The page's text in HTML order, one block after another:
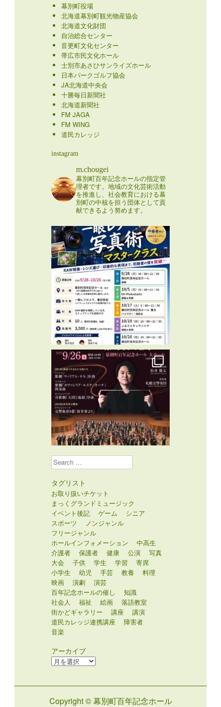
幕別町役場
北海道幕別町観光物産協会
北海道文化財団
自治総合センター
音更町文化センター
帯広市民文化ホール
士別市あさひサンライズホール
日本パークゴルフ協会
JA北海道中央会
十勝毎日新聞社
北海道新聞社
FM JAGA
FM WING
道民カレッジ
instagram
m.chougei
幕別町百年記念ホールの指定管
理者です。地域の文化芸術活動
を推進し、社会教育における幕
別町の中核を担う団体として貢
献できるよう努めます。
Search
タグリスト
お取り扱いチケット
まっくグランドミュージック
イベント後記
ゲーム
シニア
スポーツ
ノンジャンル
フリージャンル
ホールインフォメーション
中高生
介護者
保護者 健康 公演
写真
大会
子供 学生 学習
寄席
小学生
幼児 手芸 教養
料理
映画
演劇
演芸
百年記念ホールの催し
知識
社会人
福祉 絵画
落語教室
街かどギャラリー
講座
講演
道民カレッジ連携講座
障害者
音楽
アーカイブ
ア
ブ
Copyright © 幕別町百年記念ホール